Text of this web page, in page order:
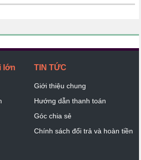
lớn TIN TỨC
Giới thiệu chung
Hướng dẫn thanh toán
Góc chia sẻ
Chính sách đổi trả và hoàn tiền